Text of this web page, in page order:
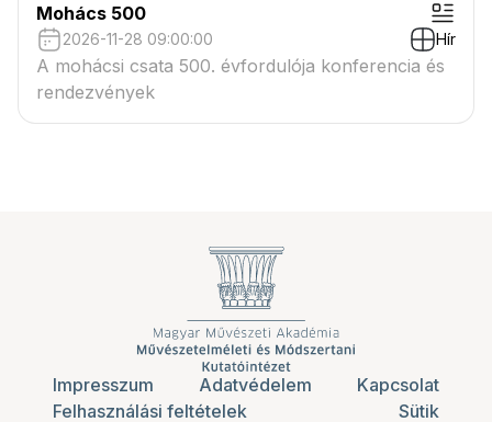
Mohács 500
2026-11-28 09:00:00 Hír
A mohácsi csata 500. évfordulója konferencia és
rendezvények
Impresszum Adatvédelem
Kapcsolat
Felhasználási feltételek
Sütik